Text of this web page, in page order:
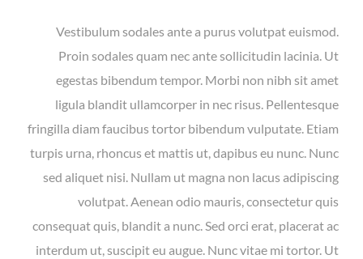
Vestibulum sodales ante a purus volutpat euismod.
Proin sodales quam nec ante sollicitudin lacinia. Ut
egestas bibendum tempor. Morbi non nibh sit amet
ligula blandit ullamcorper in nec risus. Pellentesque
fringilla diam faucibus tortor bibendum vulputate. Etiam
turpis urna, rhoncus et mattis ut, dapibus eu nunc. Nunc
sed aliquet nisi. Nullam ut magna non lacus adipiscing
volutpat. Aenean odio mauris, consectetur quis
consequat quis, blandit a nunc. Sed orci erat, placerat ac
interdum ut, suscipit eu augue. Nunc vitae mi tortor. Ut